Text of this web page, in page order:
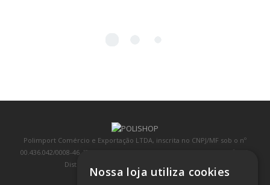
Polimport Comércio e Exportação LTDA, inscrita no CNPJ/MF sob o nº
00.436.042/0008-46, IE 407.458.707.103, com sede na Rua Kanebo, nº 175,
Distrito Industrial, Jundiaí/SP, CEP: 13213-090
Nossa loja utiliza cookies